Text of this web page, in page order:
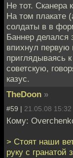
Не тот. Сканера
На том плакате
солдаты в в
Баннер делался
впихнул первую
приглядываясь
советскую,
казус.
TheDoon »
#59 | 21.05.08 15:32
Кому:
> Стоят наши
руку с гранатой